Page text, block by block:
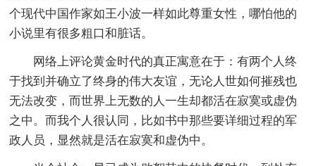
个现代中国作家如王小波一样如此尊重女性，哪怕他的
小说里有很多粗口和脏话。
网络上评论黄金时代的真正寓意在于：有两个人终
于找到并确立了终身的伟大友谊，无论人世如何摧残也
无法改变，而世界上无数的人一生却都活在寂寞或虚伪
之中。而我个人很认同，比如书中那些要详细过程的军
政人员，显然就是活在寂寞和虚伪中。